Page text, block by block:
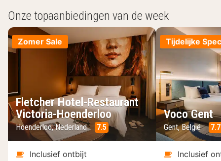
Onze topaanbiedingen van de week
Zomer Sale
Fletcher Hotel-Restaurant
Victoria-Hoenderloo
Hoenderloo, Nederland 7.5
Inclusief ontbijt
Tijdelijke
Voco Gent
Gent, België 7.7
Inclusief